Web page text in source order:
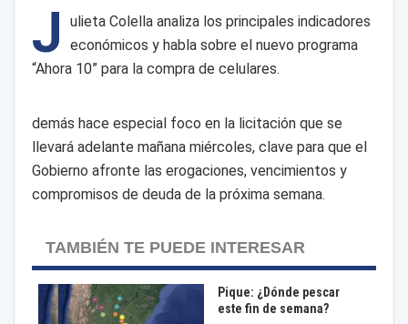
J
ulieta Colella analiza los principales indicadores
económicos y habla sobre el nuevo programa
“Ahora 10” para la compra de celulares.
demás hace especial foco en la licitación que se
llevará adelante mañana miércoles, clave para que el
Gobierno afronte las erogaciones, vencimientos y
compromisos de deuda de la próxima semana.
TAMBIÉN TE PUEDE INTERESAR
Pique: ¿Dónde pescar
este fin de semana?